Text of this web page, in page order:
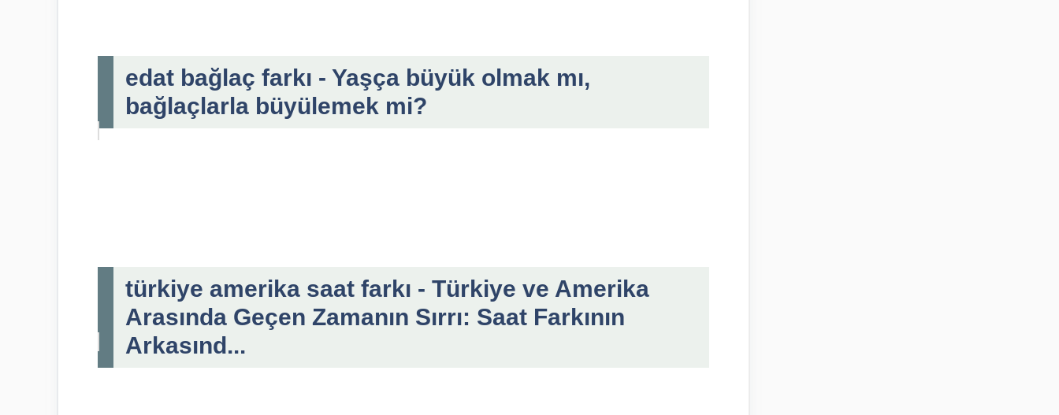
edat bağlaç farkı - Yaşça büyük olmak mı,
bağlaçlarla büyülemek mi?
türkiye amerika saat farkı - Türkiye ve Amerika
Arasında Geçen Zamanın Sırrı: Saat Farkının
Arkasınd...